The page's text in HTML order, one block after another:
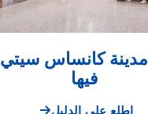
مدينة كانساس سيتي
فيها
اطلع على الدليل